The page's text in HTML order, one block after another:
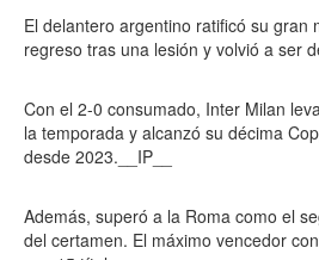
El delantero argentino ratificó su gran
regreso tras una lesión y volvió a ser
Con el 2-0 consumado, Inter Milan
la temporada y alcanzó su décima
desde 2023.__IP__
Además, superó a la Roma como el
del certamen. El máximo vencedor